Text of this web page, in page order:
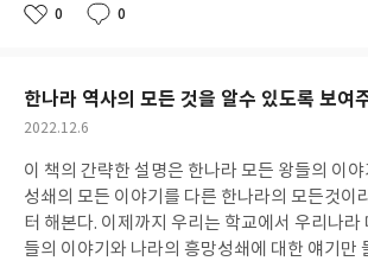
가지 서로 다른 이야기를 읽으면서 다른 이야기 보다도 이
다 다르게 해석되는 이유가 아니지 싶다 단편이라는 이야기는 짧은
이야기라고 하지만 내용이 길다고 오래 기억되
각한다. 짧은 한마디가 오래 기억될수도 있고.. 짧은 단편 이야기가
자신의 상황과 비슷하게 되어서 머리속에 더 오래
만 한권에 더 다양한 내용과 많은 이야기가 들어
보다 더욱더 오래 기억에 남는듯 싶다
학교에서.. - 원한의 오디세이아 - 유토피아의 메커니즘.. - 황금기..
만 이것은 꿈이라는 것처럼 이루어질수 없다고 저자
에 준하는 표현으로 이제까지의 역사 이야기를 다른다..
인간은 평화와 행복 보다는 욕심과 전쟁.. 욕망
말한다. 저자가 이런 비관적인 생각와 너무 현실적인 사실을 표현하
게 된 이유는 아마도 저자의 살아온 경험으로
다.. 태어나서 꽃밭을 경험한 사람은 세상이 온갖 행복으로 가득한
꽃밭일 것이고.. 태어난것 자체가 잘못으로 시작된 인생의 주변으로
좋
0
댓
0
작
한나라 역사의 모든 것을 알수 있도록 보여
작
일
2022.12.6
이 책의 간략한 설명은 한나라 모든 왕들의 이
성쇄의 모든 이야기를 다른 한나라의 모든것이라고 가벼운 설명부
터 해본다. 이제까지 우리는 학교에서 우리나라 대한민국의 역대 왕
들의 이야기와 나라의 흥망성쇄에 대한 얘기만 들어보았지만 중국